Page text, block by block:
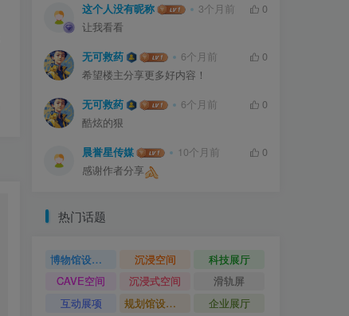
这个人没有昵称 3个月前
0
让我看看
无可救药 6个月前
0
希望楼主分享更多好内容！
无可救药 6个月前
0
酷炫的狠
晨誉星传媒 10个月前
0
感谢作者分享
热门话题
博物馆设计方案 沉浸空间
科技展厅
CAVE空间
沉浸式空间
滑轨屏
互动展项
规划馆设计方案
企业展厅